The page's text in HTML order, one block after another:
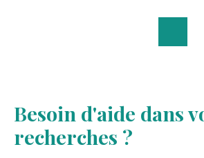
Besoin d'aide dans
recherches ?